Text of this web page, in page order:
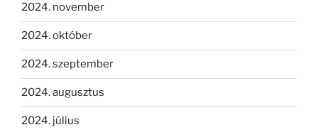
2024. november
2024. október
2024. szeptember
2024. augusztus
2024. július